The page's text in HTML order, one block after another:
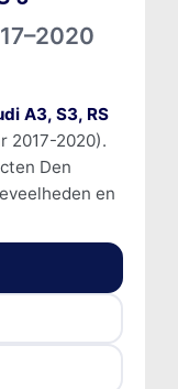
A3, S3, RS
2017-2020).
Den
en